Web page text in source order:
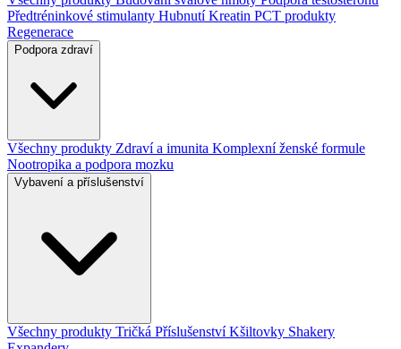
Předtréninkové stimulanty HubnutíKreatin PCT produkty
Regenerace
Podpora zdraví
Všechny produkty Zdraví a imunita Komplexní ženské formule
Nootropika a podpora mozku
Vybavení a příslušenství
Všechny produkty Tričká PříslušenstvíKšiltovky Shakery